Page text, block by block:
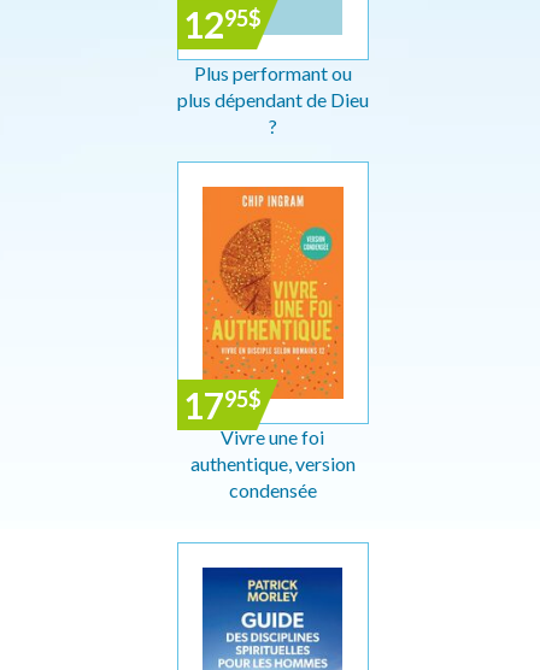
1295$
Plus performant ou
plus dépendant de Dieu
?
1795$
Vivre une foi
authentique, version
condensée